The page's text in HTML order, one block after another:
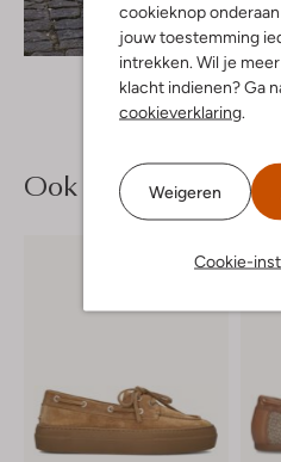
cookieknop
jouw toestemming
intrekken. Wil je
klacht indienen? Ga
cookieverklaring.
Weigeren
Cookie-
Ontdek de look
Ook iets voor jou?